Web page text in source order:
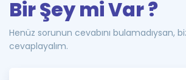
Bir Şey mi Var ?
Henüz sorunun cevabını bulamadıysan,
cevaplayalım.